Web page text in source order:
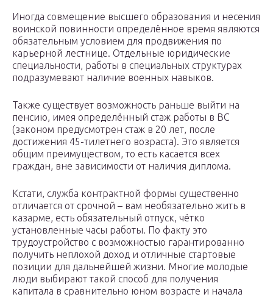
Иногда совмещение высшего образования и несения
воинской повинности определённое время являются
обязательным условием для продвижения по
карьерной лестнице. Отдельные юридические
специальности, работы в специальных структурах
подразумевают наличие военных навыков.
Также существует возможность раньше выйти на
пенсию, имея определённый стаж работы в ВС
(законом предусмотрен стаж в 20 лет, после
достижения 45-тилетнего возраста). Это является
общим преимуществом, то есть касается всех
граждан, вне зависимости от наличия диплома.
Кстати, служба контрактной формы существенно
отличается от срочной – вам необязательно жить в
казарме, есть обязательный отпуск, чётко
установленные часы работы. По факту это
трудоустройство с возможностью гарантированно
получить неплохой доход и отличные стартовые
позиции для дальнейшей жизни. Многие молодые
люди выбирают такой способ для получения
капитала в сравнительно юном возрасте и начала